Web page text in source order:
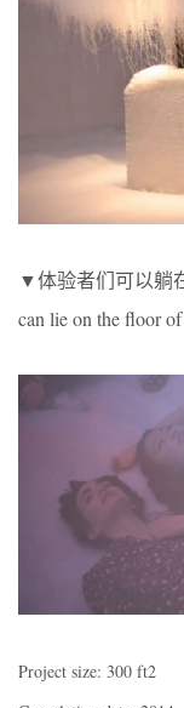
▼体验者们可以躺
can lie on the floor of
Project size: 300 ft2